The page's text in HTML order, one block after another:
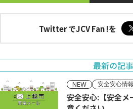
Twitter でJCV Fan !を
最新の記事
NEW 安全安心情報
安全安心:【安全メ